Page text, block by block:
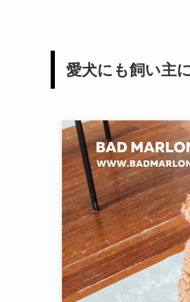
愛犬にも飼い主